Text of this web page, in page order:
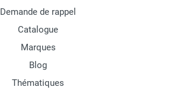
Demande de rappel
Catalogue
Marques
Blog
Thématiques